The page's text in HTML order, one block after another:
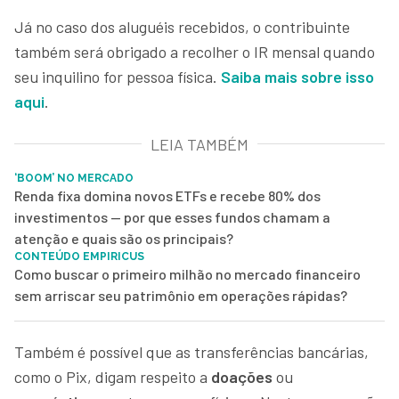
Já no caso dos aluguéis recebidos, o contribuinte
também será obrigado a recolher o IR mensal quando
seu inquilino for pessoa física. Saiba mais sobre isso
aqui.
LEIA TAMBÉM
‘BOOM’ NO MERCADO
Renda fixa domina novos ETFs e recebe 80% dos
investimentos — por que esses fundos chamam a
atenção e quais são os principais?
CONTEÚDO EMPIRICUS
Como buscar o primeiro milhão no mercado financeiro
sem arriscar seu patrimônio em operações rápidas?
Também é possível que as transferências bancárias,
como o Pix, digam respeito a doações ou